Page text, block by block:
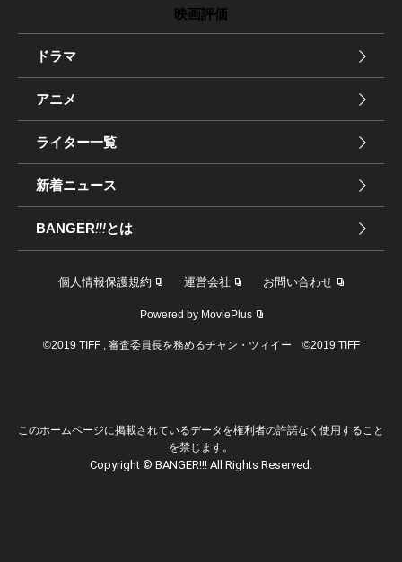
映画評価
ドラマ
アニメ
ライター一覧
新着ニュース
BANGER!!!とは
個人情報保護規約 運営会社 お問い合わせ
Powered by MoviePlus
©2019 TIFF , 審査委員長を務めるチャン・ツィイー ©2019 TIFF
このホームページに掲載されているデータを権利者の許諾なく使用すること
を禁じます。
Copyright © BANGER!!! All Rights Reserved.